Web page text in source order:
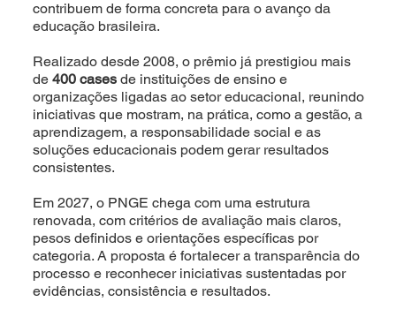
contribuem de forma concreta para o avanço da
educação brasileira.
Realizado desde 2008, o prêmio já prestigiou mais
de400 casesde instituições de ensino e
organizações ligadas ao setor educacional, reunindo
iniciativas que mostram, na prática, como a gestão, a
aprendizagem, a responsabilidade social e as
soluções educacionais podem gerar resultados
consistentes.
Em 2027, o PNGE chega com uma estrutura
renovada, com critérios de avaliação mais claros,
pesos definidos e orientações específicas por
categoria. A proposta é fortalecer a transparência do
processo e reconhecer iniciativas sustentadas por
evidências, consistência e resultados.